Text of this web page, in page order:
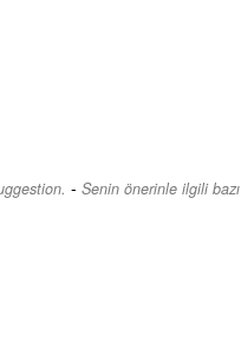
- Senin önerinle ilgili bazı